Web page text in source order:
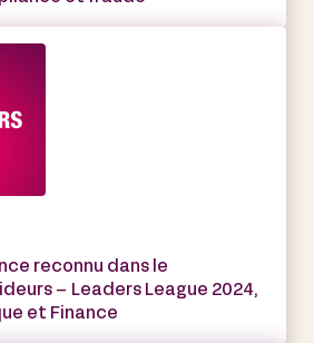
reconnu dans le
– Leaders League 2024,
et Finance